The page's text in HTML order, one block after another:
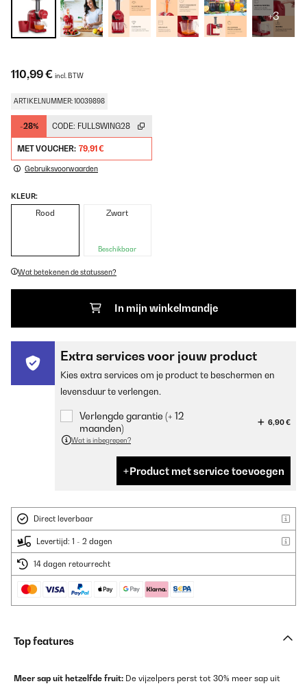
+3
110,99 € incl. BTW
ARTIKELNUMMER: 10039898
-28% CODE: FULLSWING28
MET VOUCHER: 79,91 €
Gebruiksvoorwaarden
KLEUR:
Rood Zwart
Beschikbaar
Wat betekenen de statussen?
In mijn winkelmandje
Extra services voor jouw product
Kies extra services om je product te beschermen en
levensduur te verlengen.
Verlengde garantie (+ 12
maanden)
6,90 €
Wat is inbegrepen?
Product met service toevoegen
Direct leverbaar
Levertijd: 1 - 2 dagen
14 dagen retourrecht
Top features
Meer sap uit hetzelfde fruit: De vijzelpers perst tot 30% meer sap uit